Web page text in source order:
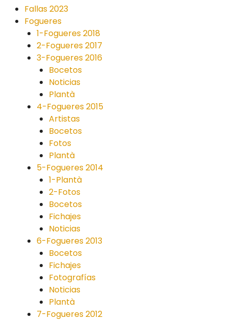
Fallas 2023
Fogueres
1-Fogueres 2018
2-Fogueres 2017
3-Fogueres 2016
Bocetos
Noticias
Plantà
4-Fogueres 2015
Artistas
Bocetos
Fotos
Plantà
5-Fogueres 2014
1-Plantà
2-Fotos
Bocetos
Fichajes
Noticias
6-Fogueres 2013
Bocetos
Fichajes
Fotografías
Noticias
Plantà
7-Fogueres 2012